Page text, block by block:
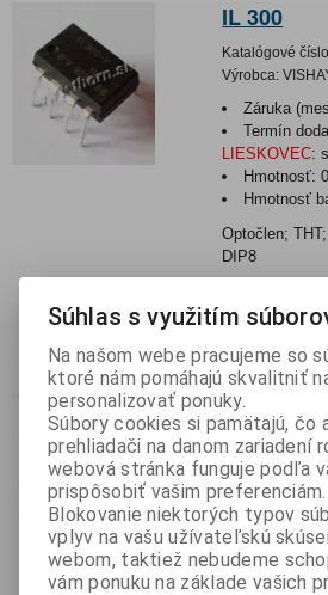
IL 300
Katalógové
Výrobca:
Záruka
Termín
LIESKOVEC:
Hmotnosť:
Hmotnosť
Optočlen;
DIP8
ks
CNY 70
Katalógové
Výrobca:
Záruka
Termín
LIESKOVEC:
Hmotnosť:
Súhlas s využitím
Na našom webe pracujeme so
ktoré nám pomáhajú skvalitniť
personalizovať ponuky.
Súbory cookies si pamätajú, čo
prehliadači na danom zariadení
webová stránka funguje podľa
prispôsobiť vašim preferenciám.
Blokovanie niektorých typov
vplyv na vašu užívateľskú
webom, taktiež nebudeme
vám ponuku na základe vašich